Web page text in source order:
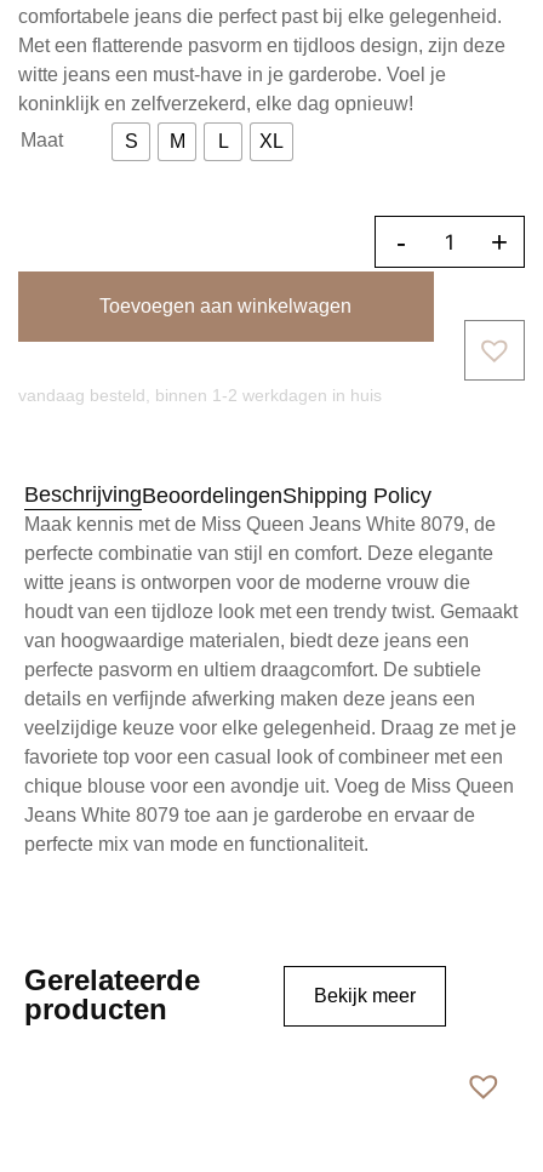
comfortabele jeans die perfect past bij elke gelegenheid.
Met een flatterende pasvorm en tijdloos design, zijn deze
witte jeans een must-have in je garderobe. Voel je
koninklijk en zelfverzekerd, elke dag opnieuw!
Maat
S M L XL
- +
Toevoegen aan winkelwagen
vandaag besteld, binnen 1-2 werkdagen in huis
BeschrijvingBeoordelingenShipping Policy
Maak kennis met de Miss Queen Jeans White 8079, de
perfecte combinatie van stijl en comfort. Deze elegante
witte jeans is ontworpen voor de moderne vrouw die
houdt van een tijdloze look met een trendy twist. Gemaakt
van hoogwaardige materialen, biedt deze jeans een
perfecte pasvorm en ultiem draagcomfort. De subtiele
details en verfijnde afwerking maken deze jeans een
veelzijdige keuze voor elke gelegenheid. Draag ze met je
favoriete top voor een casual look of combineer met een
chique blouse voor een avondje uit. Voeg de Miss Queen
Jeans White 8079 toe aan je garderobe en ervaar de
perfecte mix van mode en functionaliteit.
Gerelateerde
producten
Bekijk meer